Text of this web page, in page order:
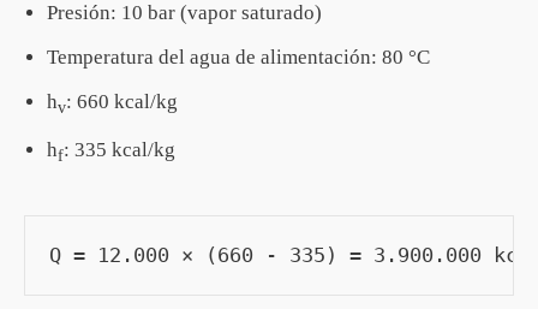
Presión: 10 bar (vapor saturado)
Temperatura del agua de alimentación: 80 °C
hv: 660 kcal/kg
hf: 335 kcal/kg
Q = 12.000 × (660 - 335) = 3.900.000